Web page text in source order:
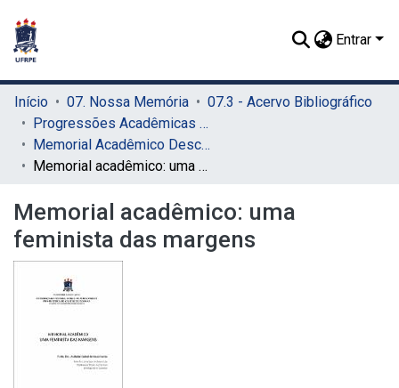
Entrar
Início 07. Nossa Memória
07.3 - Acervo Bibliográfico
Progressões Acadêmicas para Professor Titular
Memorial Acadêmico Descritivo
Memorial acadêmico: uma feminista das margens
Memorial acadêmico: uma
feminista das margens